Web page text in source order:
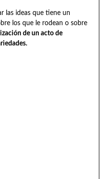
las ideas que tiene un
los que le rodean o sobre
de un acto de